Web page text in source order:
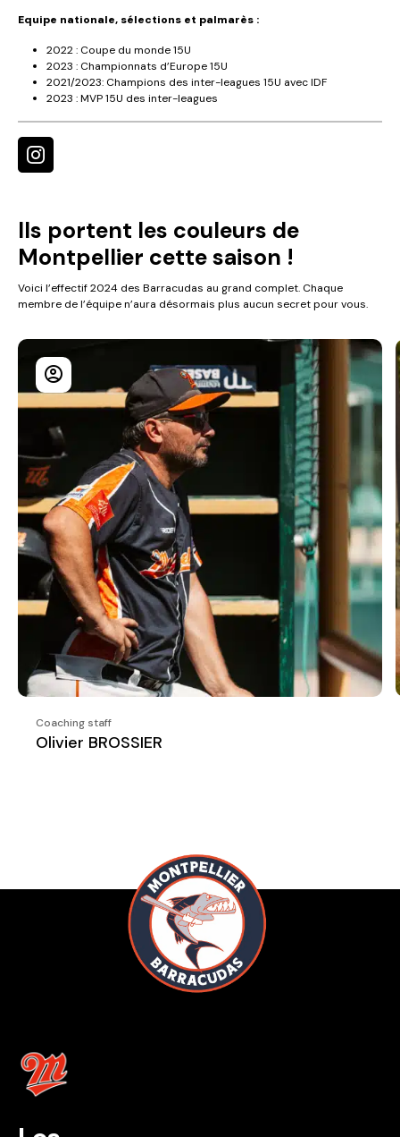
Equipe nationale, sélections et palmarès :
2022 : Coupe du monde 15U
2023 : Championnats d’Europe 15U
2021/2023: Champions des inter-leagues 15U avec IDF
2023 : MVP 15U des inter-leagues
Ils portent les couleurs de
Montpellier cette saison !
Voici l’effectif 2024 des Barracudas au grand complet. Chaque
membre de l’équipe n’aura désormais plus aucun secret pour vous.
Coaching staff
Olivier BROSSIER